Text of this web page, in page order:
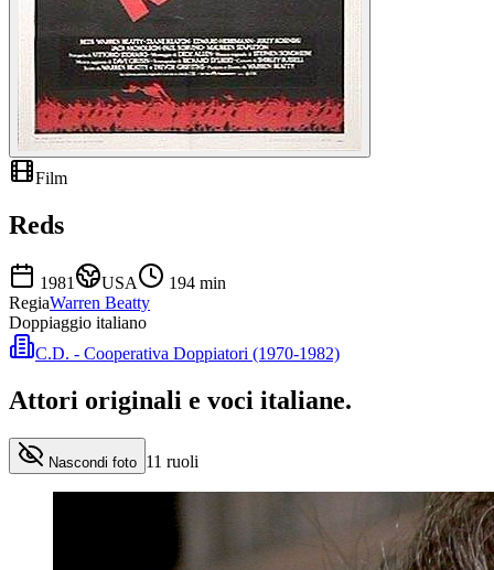
Film
Reds
1981 USA 194 min
RegiaWarren Beatty
Doppiaggio italiano
C.D. - Cooperativa Doppiatori (1970-1982)
Attori originali e voci italiane.
Nascondi foto 11 ruoli